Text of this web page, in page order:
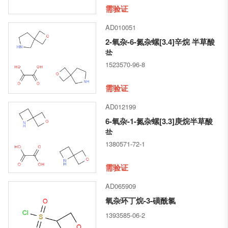
需验证
AD010051
2-氧杂-6-氮杂螺[3.4]辛烷 半草酸
盐
1523570-96-8
需验证
AD012199
6-氧杂-1-氮杂螺[3.3]庚烷半草酸
盐
1380571-72-1
需验证
AD065909
氧杂环丁烷-3-磺酰氯
1393585-06-2